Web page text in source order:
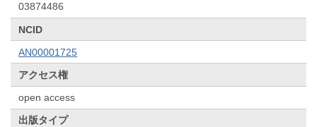
03874486
NCID
AN00001725
アクセス権
open access
出版タイプ